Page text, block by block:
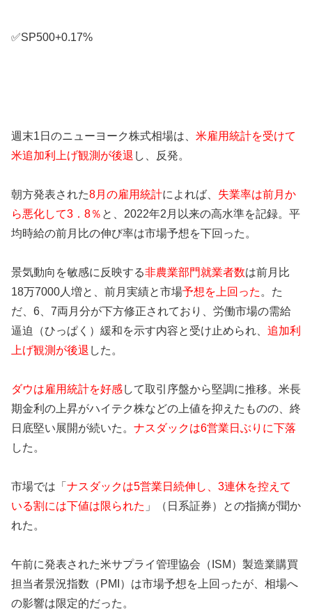
✅SP500+0.17%
週末1日のニューヨーク株式相場は、 米雇用統計を受けて
米追加利上げ観測が後退 し、反発。
朝方発表された8月の雇用統計によれば、 失業率は前月か
ら悪化して3．8％ と、2022年2月以来の高水準を記録。平
均時給の前月比の伸び率は市場予想を下回った。
景気動向を敏感に反映する非農業部門就業者数は前月比
18万7000人増と、前月実績と市場予想を上回った 。た
だ、6、7両月分が下方修正されており、労働市場の需給
逼迫（ひっぱく）緩和を示す内容と受け止められ、 追加利
上げ観測が後退 した。
ダウは雇用統計を好感して取引序盤から堅調に推移。米長
期金利の上昇がハイテク株などの上値を抑えたものの、終
日底堅い展開が続いた。 ナスダックは6営業日ぶりに下落
した。
市場では「 ナスダックは5営業日続伸し、3連休を控えて
いる割には下値は限られた 」（日系証券）との指摘が聞か
れた。
午前に発表された米サプライ管理協会（ISM）製造業購買
担当者景況指数（PMI）は市場予想を上回ったが、相場へ
の影響は限定的だった。